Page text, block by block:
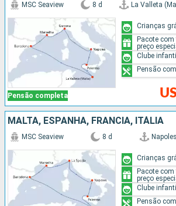
Pensão completa
MSC Seaview 8 d La Valleta
Crianças
Pacote
preço
Clube
Pensão
MALTA, ESPANHA, FRANCIA, ITÁLIA
MSC Seaview 8 d Napoles
Crianças
Pacote
preço
Clube
Pensão